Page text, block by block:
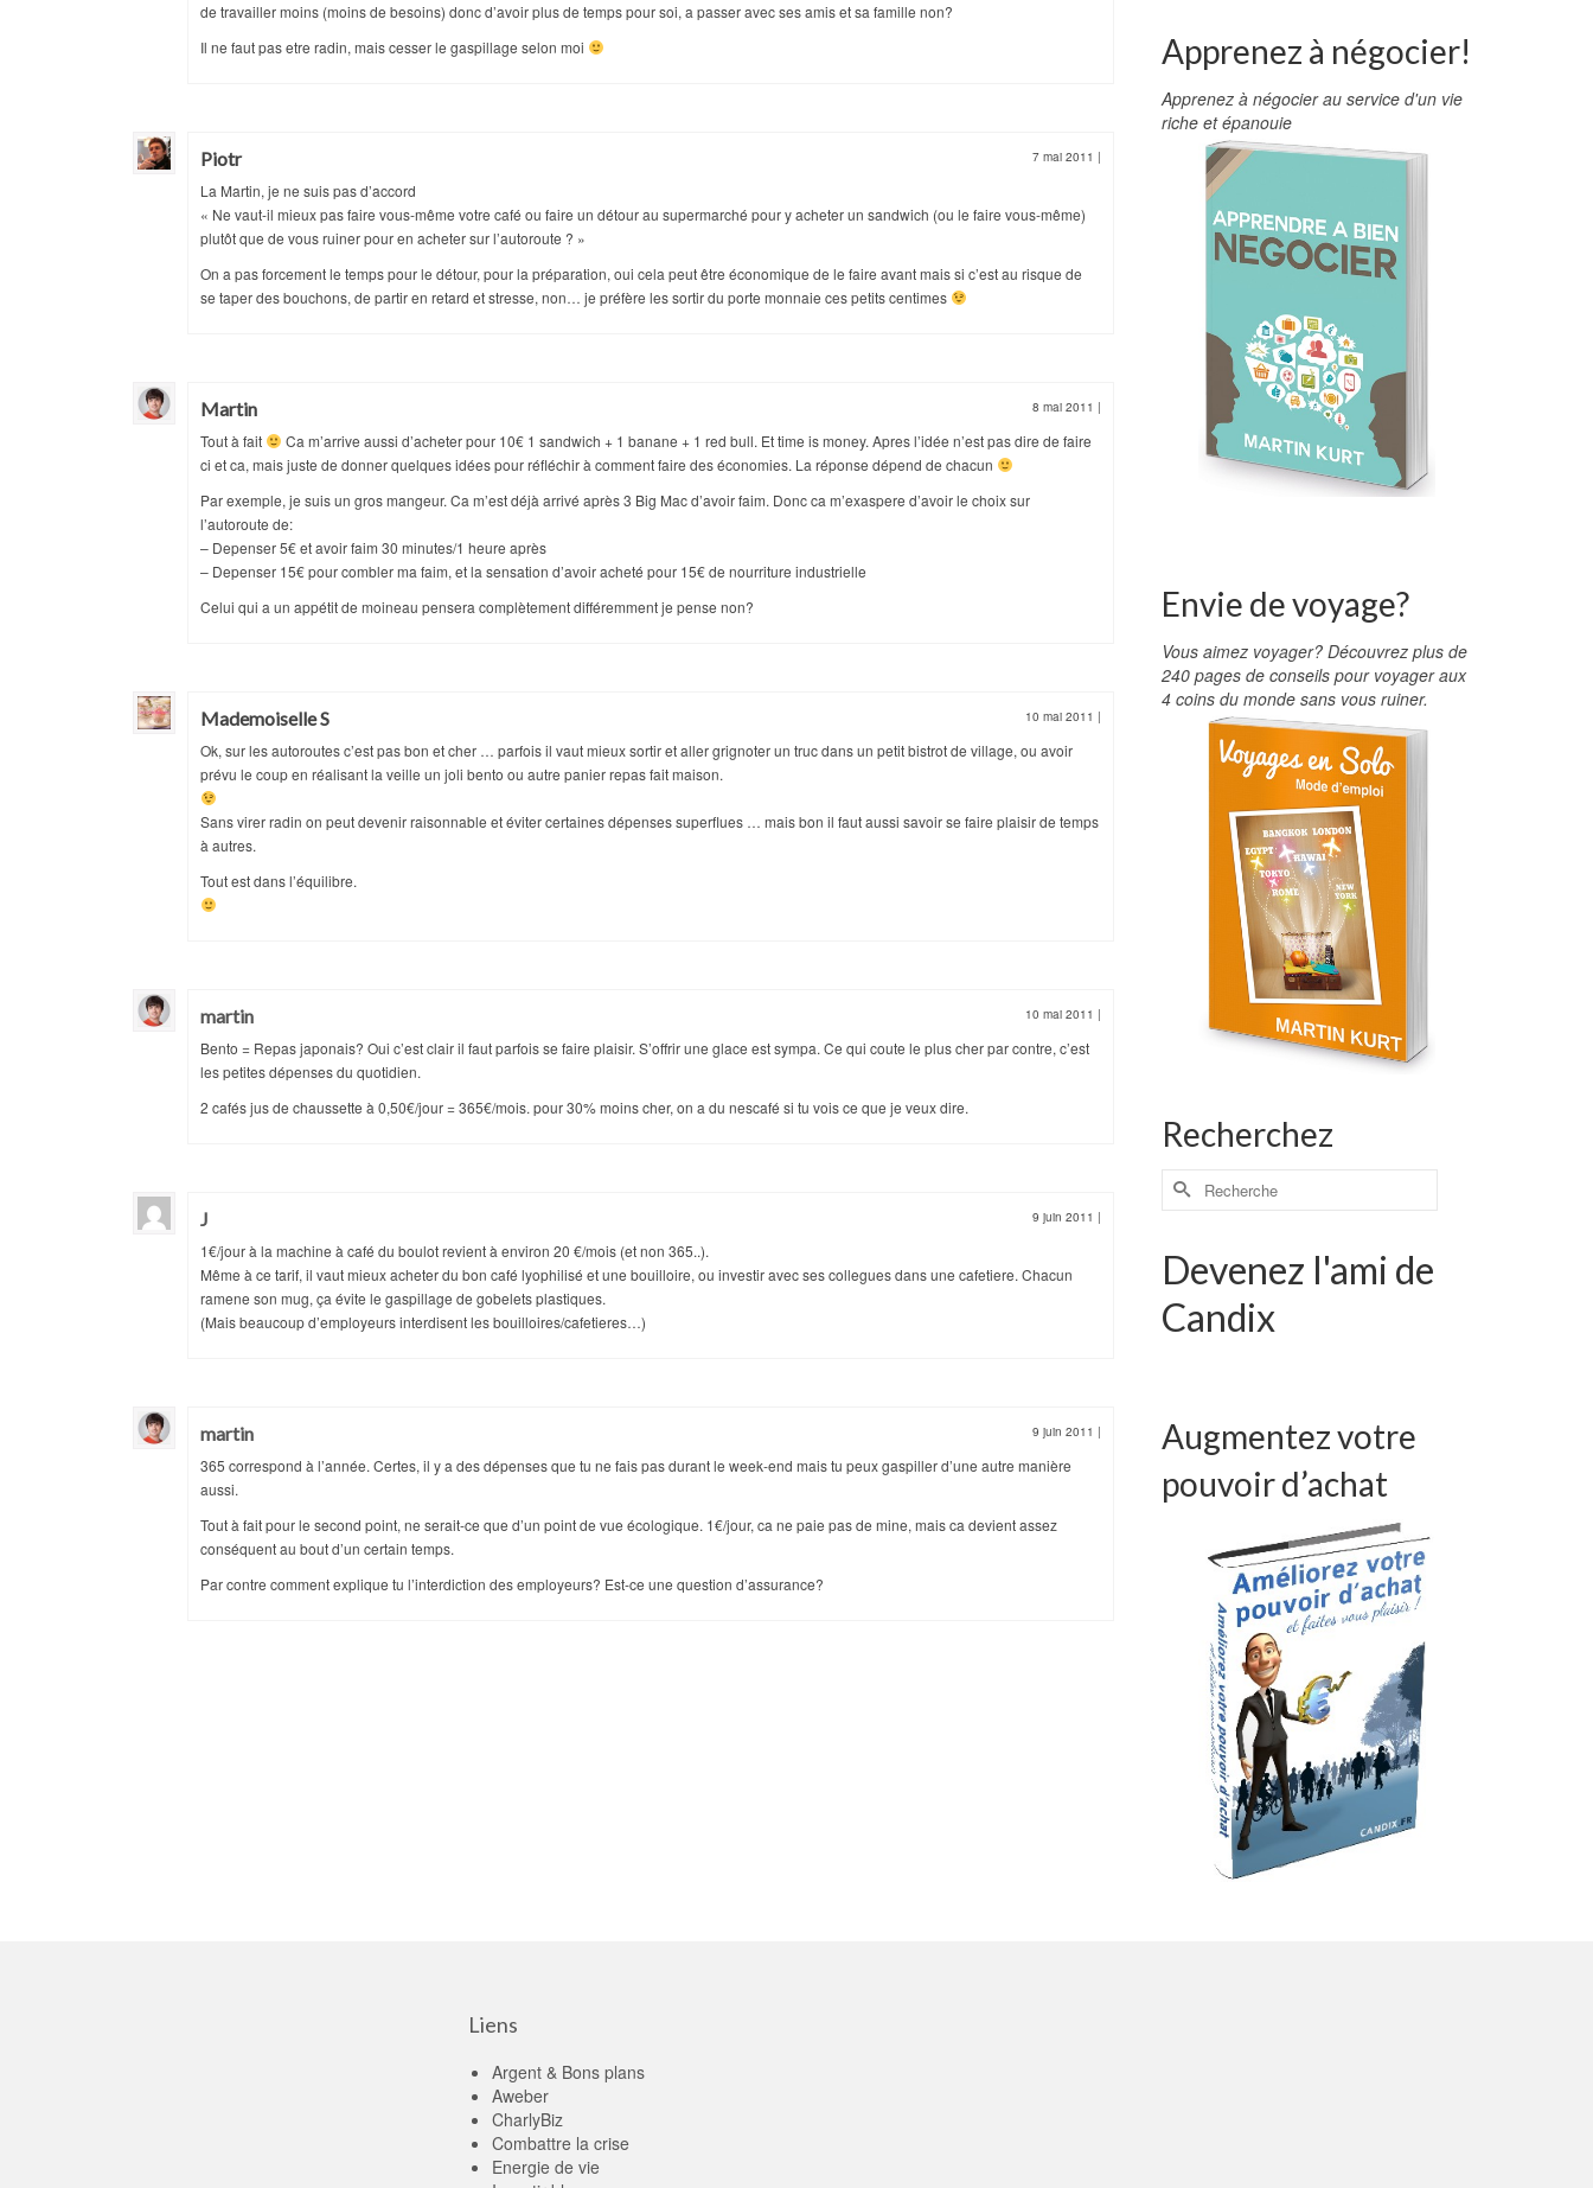
de travailler moins (moins de besoins) donc d’avoir plus de temps pour soi, a passer avec ses amis et sa famille non?
Il ne faut pas etre radin, mais cesser le gaspillage selon moi
Piotr 7 mai 2011 |
La Martin, je ne suis pas d’accord
« Ne vaut-il mieux pas faire vous-même votre café ou faire un détour au supermarché pour y acheter un sandwich (ou le faire vous-même)
plutôt que de vous ruiner pour en acheter sur l’autoroute ? »
On a pas forcement le temps pour le détour, pour la préparation, oui cela peut être économique de le faire avant mais si c’est au risque de
se taper des bouchons, de partir en retard et stresse, non… je préfère les sortir du porte monnaie ces petits centimes
Martin 8 mai 2011 |
Tout à fait
Ca m’arrive aussi d’acheter pour 10€ 1 sandwich + 1 banane + 1 red bull. Et time is money. Apres l’idée n’est pas dire de faire
ci et ca, mais juste de donner quelques idées pour réfléchir à comment faire des économies. La réponse dépend de chacun
Par exemple, je suis un gros mangeur. Ca m’est déjà arrivé après 3 Big Mac d’avoir faim. Donc ca m’exaspere d’avoir le choix sur
l’autoroute de:
– Depenser 5€ et avoir faim 30 minutes/1 heure après
– Depenser 15€ pour combler ma faim, et la sensation d’avoir acheté pour 15€ de nourriture industrielle
Celui qui a un appétit de moineau pensera complètement différemment je pense non?
Mademoiselle S 10 mai 2011 |
Ok, sur les autoroutes c’est pas bon et cher … parfois il vaut mieux sortir et aller grignoter un truc dans un petit bistrot de village, ou avoir
prévu le coup en réalisant la veille un joli bento ou autre panier repas fait maison.
Sans virer radin on peut devenir raisonnable et éviter certaines dépenses superflues … mais bon il faut aussi savoir se faire plaisir de temps
à autres.
Tout est dans l’équilibre.
martin 10 mai 2011 |
Bento = Repas japonais? Oui c’est clair il faut parfois se faire plaisir. S’offrir une glace est sympa. Ce qui coute le plus cher par contre, c’est
les petites dépenses du quotidien.
2 cafés jus de chaussette à 0,50€/jour = 365€/mois. pour 30% moins cher, on a du nescafé si tu vois ce que je veux dire.
J 9 juin 2011 |
1€/jour à la machine à café du boulot revient à environ 20 €/mois (et non 365..).
Même à ce tarif, il vaut mieux acheter du bon café lyophilisé et une bouilloire, ou investir avec ses collegues dans une cafetiere. Chacun
ramene son mug, ça évite le gaspillage de gobelets plastiques.
(Mais beaucoup d’employeurs interdisent les bouilloires/cafetieres…)
martin 9 juin 2011 |
365 correspond à l’année. Certes, il y a des dépenses que tu ne fais pas durant le week-end mais tu peux gaspiller d’une autre manière
aussi.
Tout à fait pour le second point, ne serait-ce que d’un point de vue écologique. 1€/jour, ca ne paie pas de mine, mais ca devient assez
conséquent au bout d’un certain temps.
Par contre comment explique tu l’interdiction des employeurs? Est-ce une question d’assurance?
Apprenez à négocier!
Apprenez à négocier au service d'un vie
riche et épanouie
Envie de voyage?
Vous aimez voyager? Découvrez plus de
240 pages de conseils pour voyager aux
4 coins du monde sans vous ruiner.
Recherchez
Devenez l'ami de
Candix
Augmentez votre
pouvoir d’achat
Liens
Argent & Bons plans
Aweber
CharlyBiz
Combattre la crise
Energie de vie